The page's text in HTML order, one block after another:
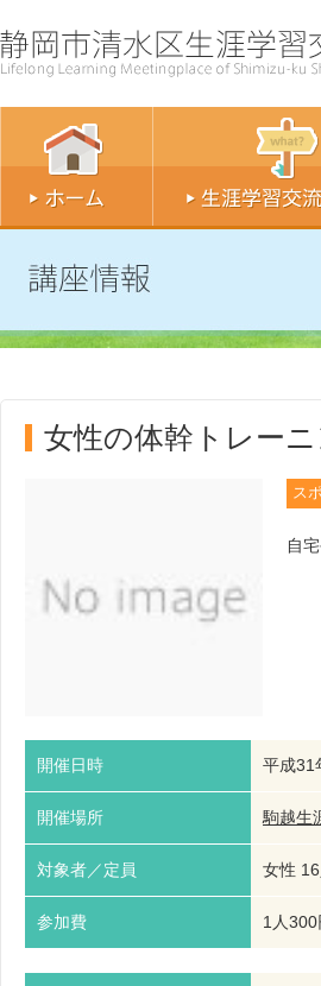
女性の体幹トレーニ
ス
自
開催日時 平成31
開催場所 駒越生
対象者／定員 女性 16
参加費 1人300